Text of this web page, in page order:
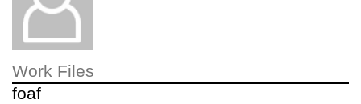
Work Files
foaf